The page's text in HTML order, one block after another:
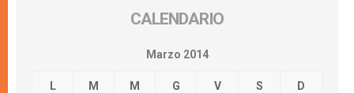
CALENDARIO
Marzo 2014
L M M G V S D